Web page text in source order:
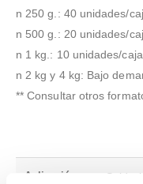
n 250 g.: 40 unidades/
n 500 g.: 20 unidades/
n 1 kg.: 10 unidades/caja
n 2 kg y 4 kg: Bajo
** Consultar otros
Aplicación